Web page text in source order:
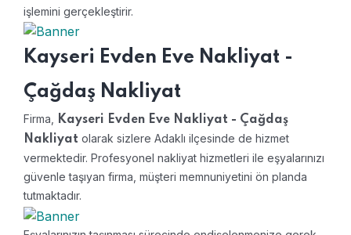
işlemini gerçekleştirir.
Kayseri Evden Eve Nakliyat -
Çağdaş Nakliyat
Firma,
Kayseri Evden Eve Nakliyat - Çağdaş
Nakliyat olarak sizlere Adaklı ilçesinde de hizmet
vermektedir. Profesyonel nakliyat hizmetleri ile eşyalarınızı
güvenle taşıyan firma, müşteri memnuniyetini ön planda
tutmaktadır.